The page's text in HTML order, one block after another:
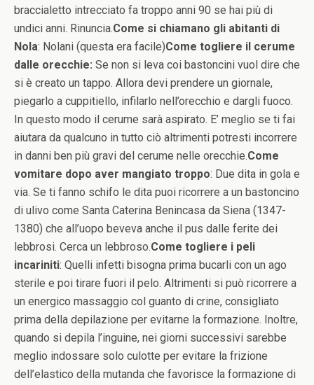
braccialetto intrecciato fa troppo anni 90 se hai più di
undici anni. Rinuncia.Come si chiamano gli abitanti di
Nola: Nolani (questa era facile)Come togliere il cerume
dalle orecchie: Se non si leva coi bastoncini vuol dire che
si è creato un tappo. Allora devi prendere un giornale,
piegarlo a cuppitiello, infilarlo nell’orecchio e dargli fuoco.
In questo modo il cerume sarà aspirato. E’ meglio se ti fai
aiutara da qualcuno in tutto ciò altrimenti potresti incorrere
in danni ben più gravi del cerume nelle orecchie.Come
vomitare dopo aver mangiato troppo: Due dita in gola e
via. Se ti fanno schifo le dita puoi ricorrere a un bastoncino
di ulivo come Santa Caterina Benincasa da Siena (1347-
1380) che all’uopo beveva anche il pus dalle ferite dei
lebbrosi. Cerca un lebbroso.Come togliere i peli
incariniti: Quelli infetti bisogna prima bucarli con un ago
sterile e poi tirare fuori il pelo. Altrimenti si può ricorrere a
un energico massaggio col guanto di crine, consigliato
prima della depilazione per evitarne la formazione. Inoltre,
quando si depila l’inguine, nei giorni successivi sarebbe
meglio indossare solo culotte per evitare la frizione
dell’elastico della mutanda che favorisce la formazione di